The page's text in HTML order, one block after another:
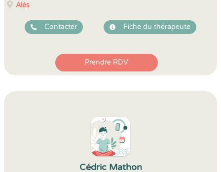
Alès
Contacter Fiche du thérapeute
Prendre RDV
Cédric Mathon